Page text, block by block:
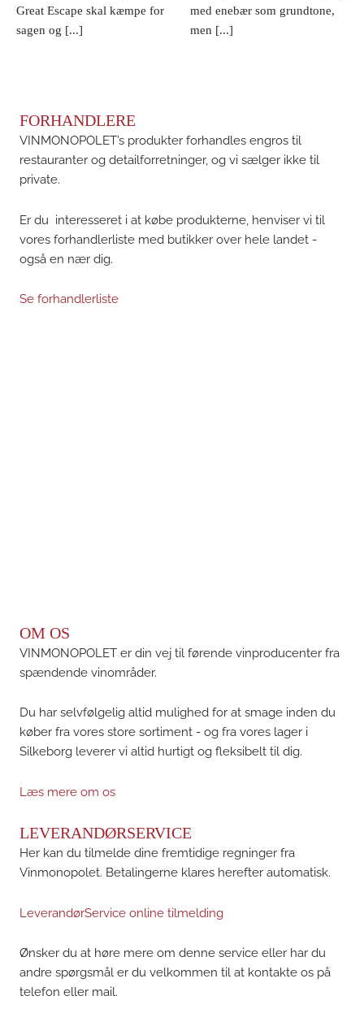
Great Escape skal kæmpe for
sagen og [...]
med enebær som grundtone,
men [...]
FORHANDLERE
VINMONOPOLET’s produkter forhandles engros til
restauranter og detailforretninger, og vi sælger ikke til
private.
Er du interesseret i at købe produkterne, henviser vi til
vores forhandlerliste med butikker over hele landet -
også en nær dig.
Se forhandlerliste
OM OS
VINMONOPOLET er din vej til førende vinproducenter fra
spændende vinområder.
Du har selvfølgelig altid mulighed for at smage inden du
køber fra vores store sortiment - og fra vores lager i
Silkeborg leverer vi altid hurtigt og fleksibelt til dig.
Læs mere om os
LEVERANDØRSERVICE
Her kan du tilmelde dine fremtidige regninger fra
Vinmonopolet. Betalingerne klares herefter automatisk.
LeverandørService online tilmelding
Ønsker du at høre mere om denne service eller har du
andre spørgsmål er du velkommen til at kontakte os på
telefon eller mail.